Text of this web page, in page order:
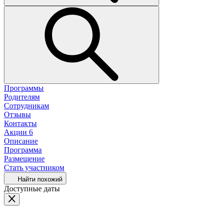
Программы
Родителям
Сотрудникам
Отзывы
Контакты
Акции 6
Описание
Программа
Размещение
Стать участником
Найти похожий
Доступные даты